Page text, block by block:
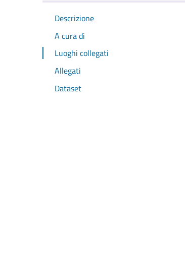
Descrizione
A cura di
Luoghi collegati
Allegati
Dataset